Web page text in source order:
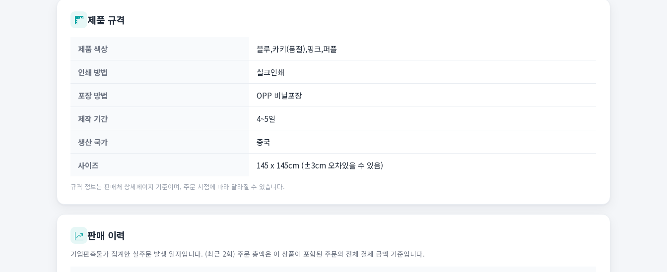
제품 규격
제품 색상 블루,카키(품절),핑크,퍼플
인쇄 방법 실크인쇄
포장 방법 OPP 비닐포장
제작 기간 4~5일
생산 국가 중국
사이즈 145 x 145cm (±3cm 오차있을 수 있음)
규격 정보는 판매처 상세페이지 기준이며, 주문 시점에 따라 달라질 수 있습니다.
판매 이력
기업판촉물가 집계한 실주문 발생 일자입니다. (최근 2회) 주문 총액은 이 상품이 포함된 주문의 전체 결제 금액 기준입니다.